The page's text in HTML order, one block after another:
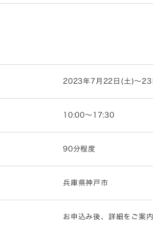
2023年7月22日(土)～23
10:00～17:30
90分程度
兵庫県神戸市
お申込み後、詳細をご案内